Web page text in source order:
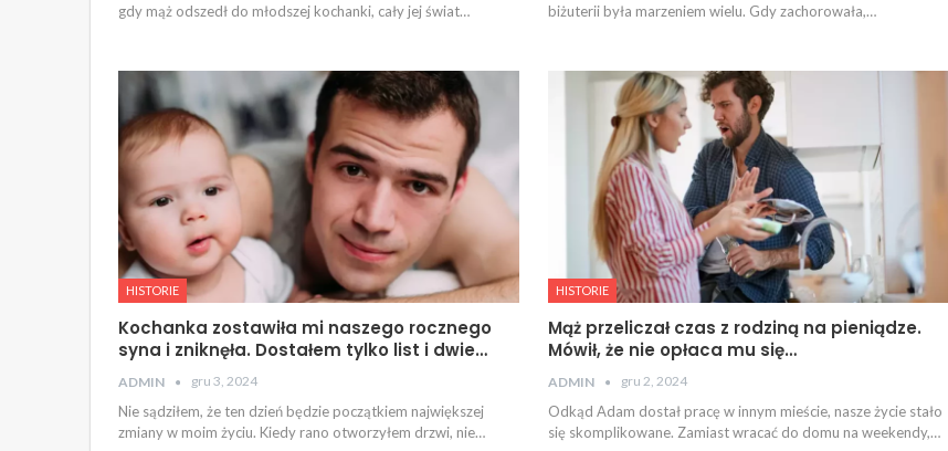
gdy mąż odszedł do młodszej kochanki, cały jej świat…
biżuterii była marzeniem wielu. Gdy zachorowała,…
HISTORIE
Kochanka zostawiła mi naszego rocznego
syna i zniknęła. Dostałem tylko list i dwie…
ADMIN gru 3, 2024
Nie sądziłem, że ten dzień będzie początkiem największej
zmiany w moim życiu. Kiedy rano otworzyłem drzwi, nie…
HISTORIE
Mąż przeliczał czas z rodziną na pieniądze.
Mówił, że nie opłaca mu się…
ADMIN gru 2, 2024
Odkąd Adam dostał pracę w innym mieście, nasze życie stało
się skomplikowane. Zamiast wracać do domu na weekendy,…